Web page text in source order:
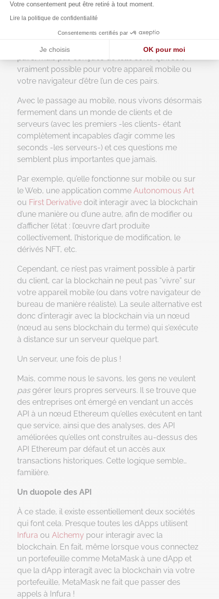
concernent des serveurs (et seulement des
serveurs), le modèle de confiance est entre les
serveurs, tout s’articule autour des serveurs. Les
blockchains sont conçues pour être un réseau de
pairs, mais pas conçues de telle sorte qu’il soit
vraiment possible pour votre appareil mobile ou
votre navigateur d’être l’un de ces pairs.
Avec le passage au mobile, nous vivons désormais
fermement dans un monde de clients et de
serveurs (avec les premiers -les clients- étant
complètement incapables d’agir comme les
seconds -les serveurs-) et ces questions me
semblent plus importantes que jamais.
Par exemple, qu’elle fonctionne sur mobile ou sur
le Web, une application comme Autonomous Art
ou First Derivative doit interagir avec la blockchain
d’une manière ou d’une autre, afin de modifier ou
d’afficher l’état : l’œuvre d’art produite
collectivement, l’historique de modification, le
dérivés NFT, etc.
Cependant, ce n’est pas vraiment possible à partir
du client, car la blockchain ne peut pas “vivre” sur
votre appareil mobile (ou dans votre navigateur de
bureau de manière réaliste). La seule alternative est
donc d’interagir avec la blockchain via un nœud
(nœud au sens blockchain du terme) qui s’exécute
à distance sur un serveur quelque part.
Un serveur, une fois de plus !
Mais, comme nous le savons, les gens ne veulent
pasgérer leurs propres serveurs. Il se trouve que
des entreprises ont émergé en vendant un accès
API à un nœud Ethereum qu’elles exécutent en tant
que service, ainsi que des analyses, des API
améliorées qu’elles ont construites au-dessus des
API Ethereum par défaut et un accès aux
transactions historiques. Cette logique semble…
familière.
Un duopole des API
À ce stade, il existe essentiellement deux sociétés
qui font cela. Presque toutes les dApps utilisent
Infura ou Alchemy pour interagir avec la
blockchain. En fait, même lorsque vous connectez
un portefeuille comme MetaMask à une dApp et
que la dApp interagit avec la blockchain via votre
portefeuille, MetaMask ne fait que passer des
appels à Infura !
Votre consentement peut être retiré à tout moment.
Lire la politique de confidentialité
Consentements certifiés par
Je choisis OK pour moi
Axeptio consent
Plateforme de Gestion du Consentement : Personnalisez vos
Notre plateforme vous permet d'adapter et de gérer vos